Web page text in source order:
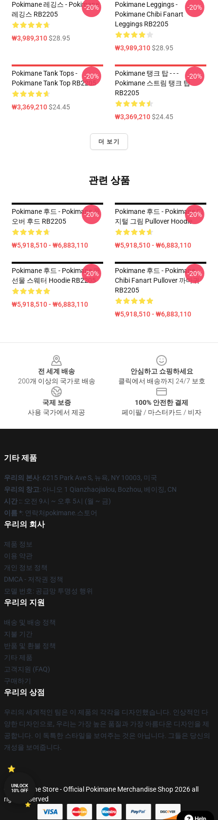
Pokimane 레깅스 - Pokimane
레깅스 RB2205
₩3,989,310$28.95
-20%
Pokimane Leggings -
Pokimane Chibi Fanart
Leggings RB2205
₩3,989,310$28.95
-20%
Pokimane Tank Tops -
Pokimane Tank Top RB2205
₩3,369,210$24.45
-20%
Pokimane 탱크 탑 - - -
Pokimane 스트림 탱크 탑
RB2205
₩3,369,210$24.45
-20%
더 보기
관련 상품
Pokimane 후드 - Pokimane 풀
오버 후드 RB2205
₩5,918,510 - ₩6,883,110
-20%
Pokimane 후드 - Pokimane 디
지털 그림 Pullover Hoodie
₩5,918,510 - ₩6,883,110
-20%
Pokimane 후드 - Pokimane 팬
선물 스웨터 Hoodie RB2205
₩5,918,510 - ₩6,883,110
-20%
Pokimane 후드 - Pokimane
Chibi Fanart Pullover 까마귀
RB2205
₩5,918,510 - ₩6,883,110
-20%
전 세계 배송
200개 이상의 국가로 배송
안심하고 쇼핑하세요
클릭에서 배송까지 24/7 보호
국제 보증
사용 국가에서 제공
100% 안전한 결제
페이팔 / 마스터카드 / 비자
기타 제품
우리의 본사: 6215 Park Ave S, 뉴욕, NY 10003, 미국
우리의 창고: 아니오 1 Qianzhaojialou, Bozhou, 베이징, CN
시간 :: 오전 9시 ~ 오후 5시 (월 ~ 금)
이름 *: 연락처pokimane.스토어
우리의 회사
제품 정보
이용 약관
개인 정보 정책
DMCA - 저작권 정책
모델 번호: 공급망 투명성 행위
우리의 지원
배송 및 배송 정책
지불 기간
반품 및 환불 정책
기타 제품
고객지원 (FAQ)
구매하기
우리의 상점
우리의 세계적인 팀은 이 제품의 각각을 디자인했습니다. 인상적인 다
양한 디자인으로, 우리는 가장 높은 품질과 가장 아름다운 디자인을 제
공합니다. 이 독특한 스타일을 보여주는 것은 아닙니다. 그들은 당신의
개성을 보여줍니다.
© Pokimane Store - Official Pokimane Merchandise Shop 2026 all
rights reserved
UNLOCK
10% OFF